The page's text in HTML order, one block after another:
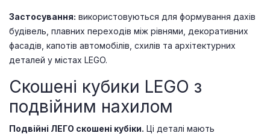
Застосування: використовуються для формування дахів
будівель, плавних переходів між рівнями, декоративних
фасадів, капотів автомобілів, схилів та архітектурних
деталей у містах LEGO.
Скошені кубики LEGO з
подвійним нахилом
Подвійні ЛЕГО скошені кубіки. Ці деталі мають